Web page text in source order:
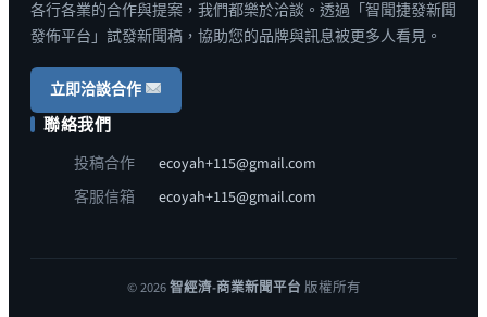
各行各業的合作與提案，我們都樂於洽談。透過「智聞捷發新聞
發佈平台」試發新聞稿，協助您的品牌與訊息被更多人看見。
立即洽談合作
聯絡我們
投稿合作
ecoyah+115@gmail.com
客服信箱
ecoyah+115@gmail.com
© 2026智經濟-商業新聞平台 版權所有